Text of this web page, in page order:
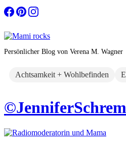
Zum
Inhalt
Persönlicher Blog von Verena M. Wagner
Achtsamkeit + Wohlbefinden